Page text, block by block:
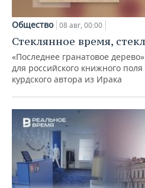
Общество 08 авг, 00:00
Стеклянное время,
«Последнее гранатовое
для российского книжного
курдского автора из Ирака